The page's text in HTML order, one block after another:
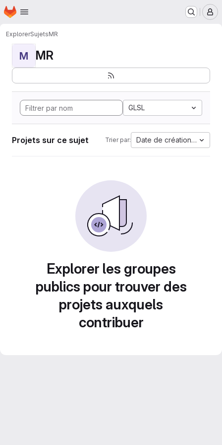
Passer au contenu principal
Page d'accueil
ExplorerSujetsMR
M MR
GLSL
Projets sur ce sujet Trier par: Date de création la plus
Explorer les groupes
publics pour trouver des
projets auxquels
contribuer